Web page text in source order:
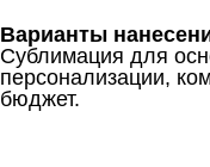
Варианты
Сублимация для
персонализации,
бюджет.